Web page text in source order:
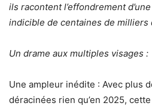
ils racontent l’effondrement
indicible de centaines de milliers
Un drame aux multiples visages :
Une ampleur inédite : Avec plus
déracinées rien qu’en 2025,